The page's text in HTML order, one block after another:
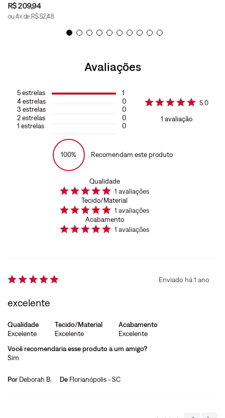
R$209,94
ou4x de R$ 52,48
Avaliações
5estrelas
4estrelas
3 estrelas
2estrelas
1 estrelas
1
0
0
0
0
5.0
1 avaliação
100% Recomendam este produto
Qualidade
1 avaliações
Tecido/Material
1 avaliações
Acabamento
1 avaliações
Enviado há1 ano
excelente
Qualidade
Excelente
Tecido/Material
Excelente
Acabamento
Excelente
Você recomendaria esse produto a um amigo?
Sim
Por Deborah B. De Florianópolis - SC